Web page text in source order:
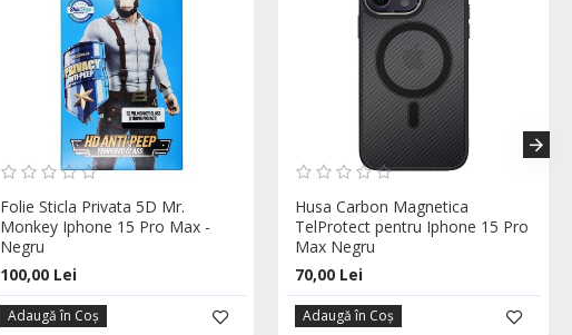
Folie Sticla Privata 5D Mr.
Monkey Iphone 15 Pro Max -
Negru
100,00 Lei
Adaugă în Coş
Husa Carbon Magnetica
TelProtect pentru Iphone 15 Pro
Max Negru
70,00 Lei
Adaugă în Coş